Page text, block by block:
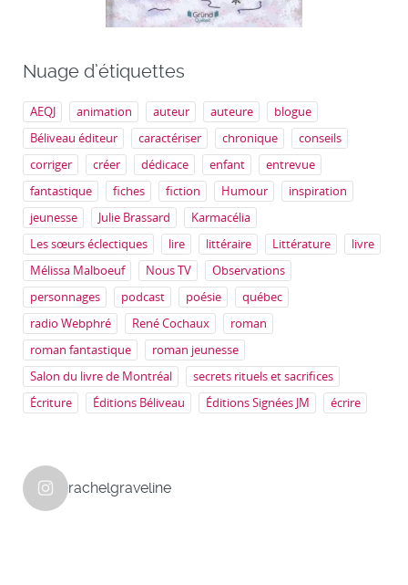
Nuage d’étiquettes
AEQJ animation auteur auteure
blogue
Béliveau éditeur
caractériser chronique
conseils
corriger
créer dédicace enfant
entrevue
fantastique
fiches fiction Humour
inspiration
jeunesse
Julie Brassard
Karmacélia
Les sœurs éclectiques
lire littéraire Littérature
livre
Mélissa Malboeuf
Nous TV
Observations
personnages
podcast poésie
québec
radio Webphré
René Cochaux
roman
roman fantastique
roman jeunesse
Salon du livre de Montréal
secrets rituels et sacrifices
Écriture
Éditions Béliveau Éditions Signées JM écrire
rachelgraveline